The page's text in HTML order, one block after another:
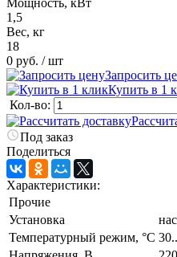
1,5
Вес, кг
18
0 руб. / шт
Запросить
Купить в 1
Кол-во:
Под заказ
Поделиться
Характеристики:
Прочие
Установка
Температурный режим, °C